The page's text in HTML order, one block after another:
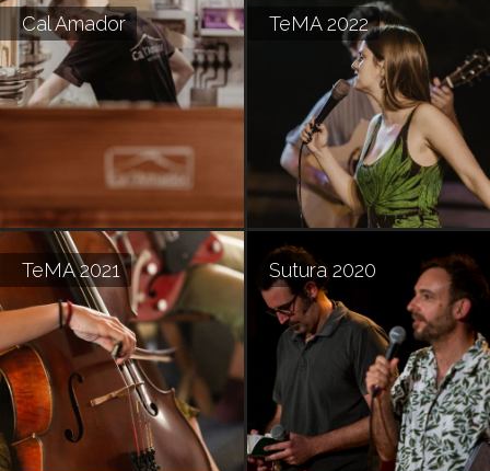
Cal Amador TeMA 2022
TeMA 2021 Sutura 2020